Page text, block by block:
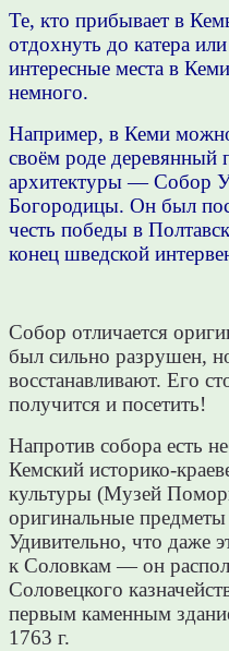
Те, кто прибывает в
отдохнуть до катера
интересные места в
немного.
Например, в Кеми
своём роде деревянный
архитектуры — Собор
Богородицы. Он был
честь победы в
конец шведской
Собор отличается
был сильно разрушен,
восстанавливают. Его
получится и посетить!
Напротив собора есть
Кемский историко-
культуры (Музей
оригинальные предметы
Удивительно, что даже
к Соловкам — он
Соловецкого
первым каменным
1763 г.